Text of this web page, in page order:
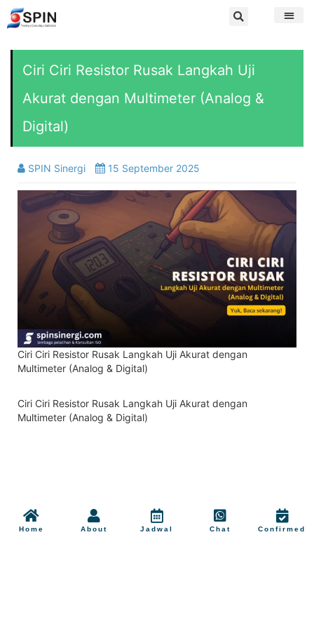
Ciri Ciri Resistor Rusak Langkah Uji
Akurat dengan Multimeter (Analog &
Digital)
SPIN Sinergi 15 September 2025
Ciri Ciri Resistor Rusak Langkah Uji Akurat dengan
Multimeter (Analog & Digital)
Ciri Ciri Resistor Rusak Langkah Uji Akurat dengan
Multimeter (Analog & Digital)
Home About Jadwal Chat Confirmed